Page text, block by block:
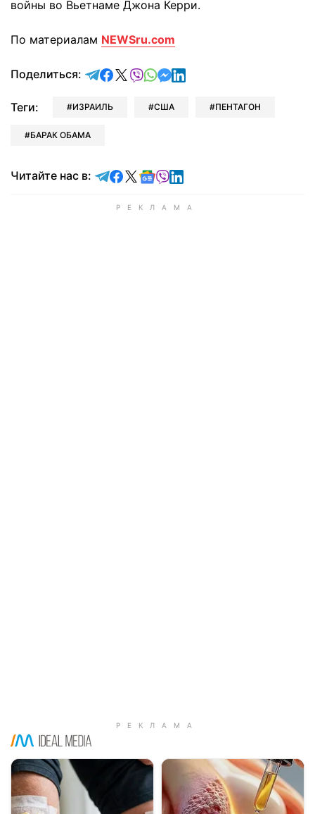
войны во Вьетнаме Джона Керри.
По материалам NEWSru.com
Поделиться: отправить в Telegram
поделиться в Facebook
поделиться в X
отправить в Viber
отправить в Whatsapp
отправить в Messenger
отправить в LinkedIn
Теги: ИЗРАИЛЬ США ПЕНТАГОН
БАРАК ОБАМА
Читайте нас в: Читайте в Telegram
Читайте в Facebook
Читайте в X
Читайте в Google news
Читайте в Viber
Читайте в LinkedIn